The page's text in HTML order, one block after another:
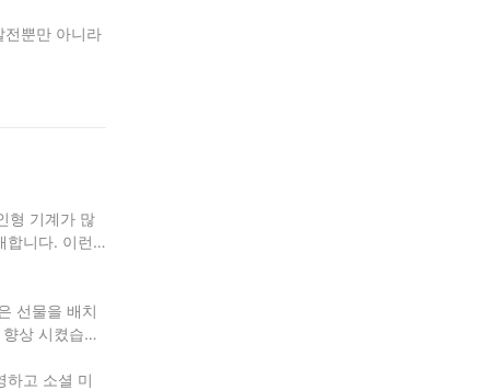
전뿐만 아니라
형 기계가 많
합니다. 이런
선물을 배치
상 시켰습니
하고 소셜 미